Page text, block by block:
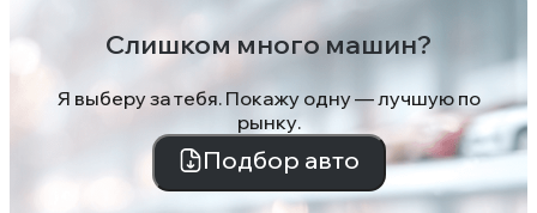
Слишком много машин?
Я выберу за тебя. Покажу одну — лучшую по
рынку.
Подбор авто